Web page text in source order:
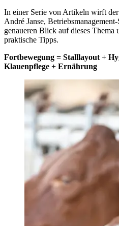
In einer Serie von Artikeln wirft
André Janse,
genaueren Blick auf dieses
praktische Tipps.
Fortbewegung = Stalllayout +
Klauenpflege + Ernährung